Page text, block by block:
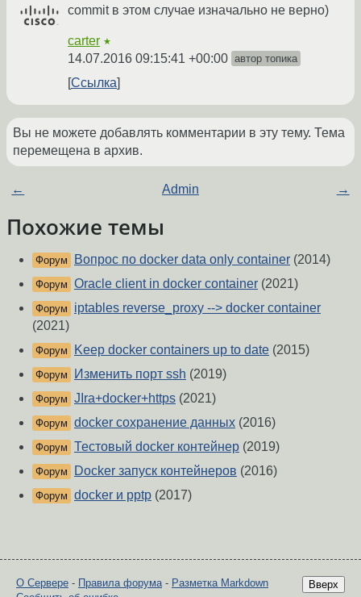
commit в этом случае изначально не верно)
carter ★
14.07.2016 09:15:41 +00:00 автор топика
Ссылка
Вы не можете добавлять комментарии в эту тему. Тема
перемещена в архив.
← Admin →
Похожие темы
Форум Вопрос по docker data only container (2014)
Форум Oracle client in docker container (2021)
Форум
iptables reverse_proxy --> docker container
(2021)
Форум Keep docker containers up to date (2015)
Форум Изменить порт ssh (2019)
Форум JIra+docker+https (2021)
Форум docker сохранение данных (2016)
Форум Тестовый docker контейнер (2019)
Форум Docker запуск контейнеров (2016)
Форум docker и pptp (2017)
Вверх
О Сервере - Правила форума- Разметка Markdown